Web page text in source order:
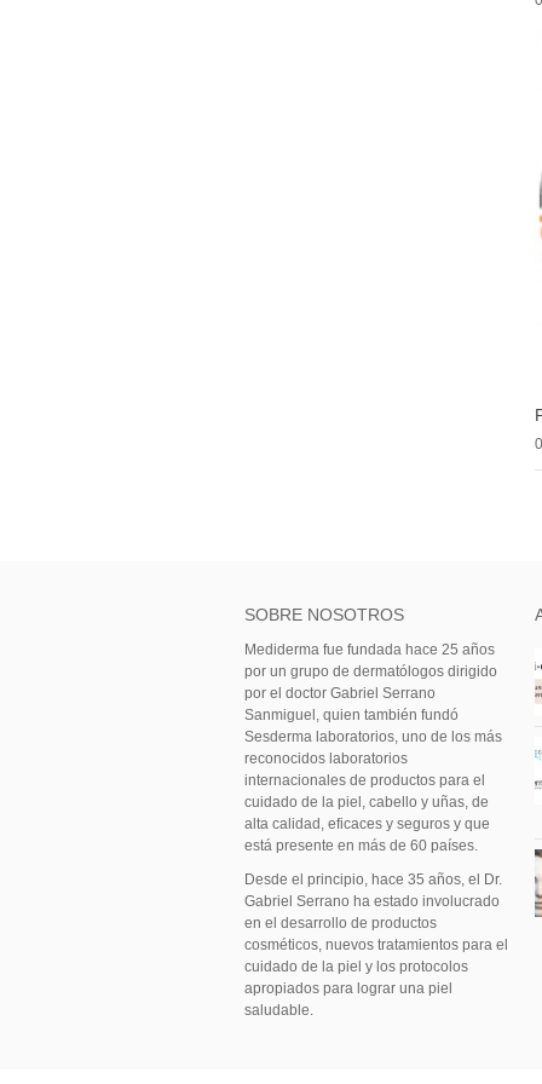
SOBRE NOSOTROS
Mediderma fue fundada hace 25 años
por un grupo de dermatólogos dirigido
por el doctor Gabriel Serrano
Sanmiguel, quien también fundó
Sesderma laboratorios, uno de los más
reconocidos laboratorios
internacionales de productos para el
cuidado de la piel, cabello y uñas, de
alta calidad, eficaces y seguros y que
está presente en más de 60 países.
Desde el principio, hace 35 años, el Dr.
Gabriel Serrano ha estado involucrado
en el desarrollo de productos
cosméticos, nuevos tratamientos para el
cuidado de la piel y los protocolos
apropiados para lograr una piel
saludable.